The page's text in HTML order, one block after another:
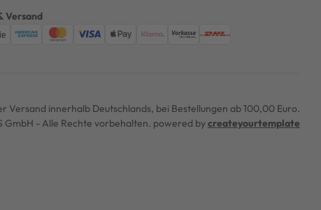
Versand
Versand innerhalb Deutschlands, bei Bestellungen ab 100,00 Euro.
GmbH - Alle Rechte vorbehalten. powered bycreateyourtemplate